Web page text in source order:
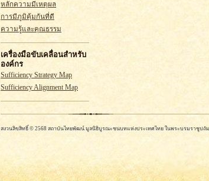
หลักความมีเหตุผล
การมีภูมิคุ้มกันที่ดี
ความรู้และคุณธรรม
เครื่องมือขับเคลื่อนสำหรับ
องค์กร
Sufficiency Strategy Map
Sufficiency Alignment Map
สงวนลิขสิทธิ์ © 2568 สถาบันไทยพัฒน์ มูลนิธิบูรณะชนบทแห่งประเทศไทย ในพระบรมราชูปถั